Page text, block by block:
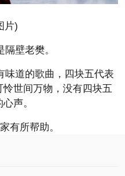
片)
壁老樊。
味道的歌曲，四块五代表
怜世间万物，没有四块五
声。
有所帮助。